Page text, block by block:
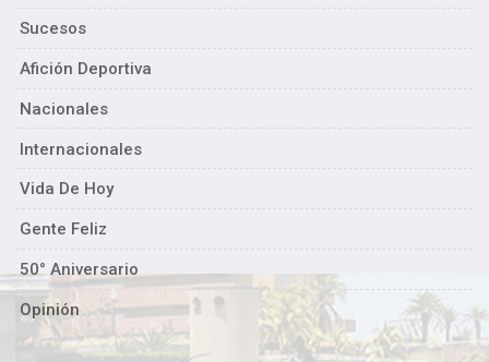
Sucesos
Afición Deportiva
Nacionales
Internacionales
Vida De Hoy
Gente Feliz
50° Aniversario
Opinión